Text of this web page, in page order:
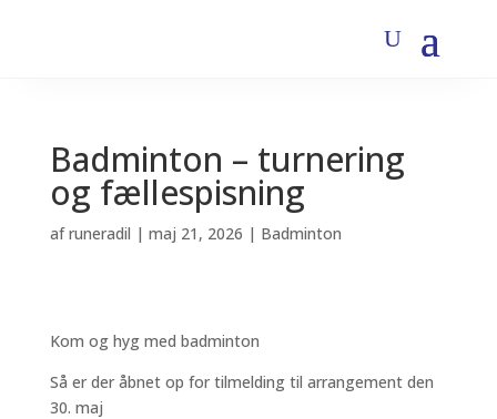
Badminton – turnering
og fællespisning
afruneradil | maj 21, 2026 | Badminton
Kom og hyg med badminton
Så er der åbnet op for tilmelding til arrangement den
30. maj